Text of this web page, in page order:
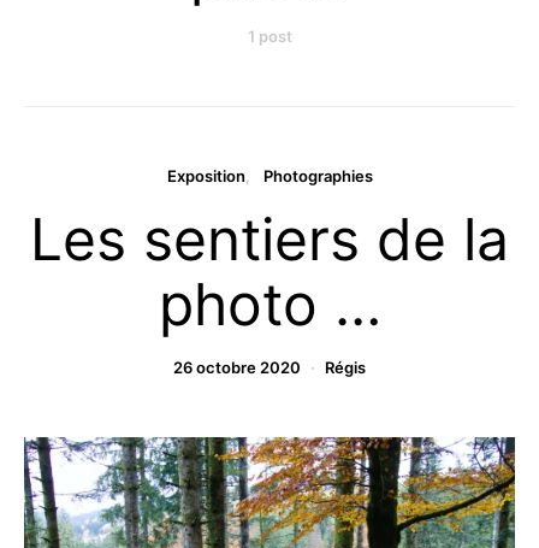
1 post
Exposition Photographies
Les sentiers de la
photo …
26 octobre 2020 Régis